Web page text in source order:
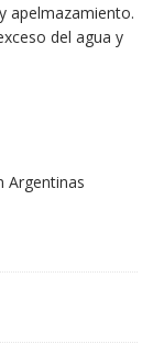
apelmazamiento.
del agua y
Argentinas